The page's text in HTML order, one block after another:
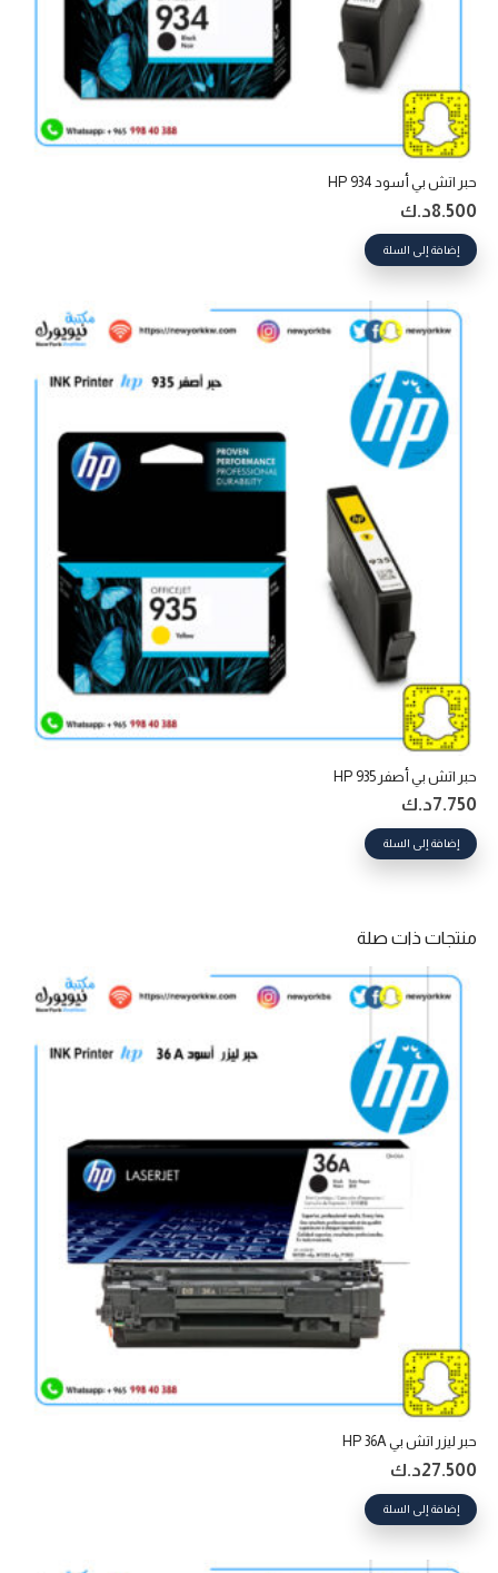
حبر اتش بي أسود 934 HP
8.500د.ك
إضافة إلى السلة
حبر اتش بي أصفر 935 HP
7.750د.ك
إضافة إلى السلة
منتجات ذات صلة
حبر ليزر اتش بي HP 36A
27.500د.ك
إضافة إلى السلة